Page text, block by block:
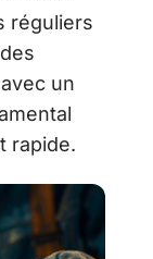
réguliers
un
rapide.